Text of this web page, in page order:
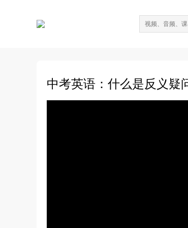
中考英语：什么是反义疑